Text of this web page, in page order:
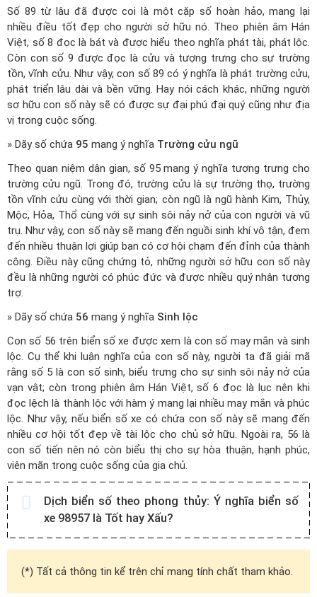
Số 89 từ lâu đã được coi là một cặp số hoàn hảo, mang lại
nhiều điều tốt đẹp cho người sở hữu nó. Theo phiên âm Hán
Việt, số 8 đọc là bát và được hiểu theo nghĩa phát tài, phát lộc.
Còn con số 9 được đọc là cửu và tượng trưng cho sự trường
tồn, vĩnh cửu. Như vậy, con số 89 có ý nghĩa là phát trường cửu,
phát triển lâu dài và bền vững. Hay nói cách khác, những người
sơ hữu con số này sẽ có được sự đại phú đại quý cũng như địa
vị trong cuộc sống.
» Dãy số chứa 95 mang ý nghĩa Trường cửu ngũ
Theo quan niệm dân gian, số 95 mang ý nghĩa tượng trưng cho
trường cửu ngũ. Trong đó, trường cửu là sự trường thọ, trường
tồn vĩnh cửu cùng với thời gian; còn ngũ là ngũ hành Kim, Thủy,
Mộc, Hỏa, Thổ cùng với sự sinh sôi nảy nở của con người và vũ
trụ. Như vậy, con số này sẽ mang đến nguồi sinh khí vô tận, đem
đến nhiều thuận lợi giúp bạn có cơ hội chạm đến đỉnh của thành
công. Điều này cũng chứng tỏ, những người sở hữu con số này
đều là những người có phúc đức và được nhiều quý nhân tương
trợ.
» Dãy số chứa 56 mang ý nghĩa Sinh lộc
Con số 56 trên biển số xe được xem là con số may mắn và sinh
lộc. Cụ thể khi luận nghĩa của con số này, người ta đã giải mã
rằng số 5 là con số sinh, biểu trưng cho sự sinh sôi nảy nở của
vạn vật; còn trong phiên âm Hán Việt, số 6 đọc là lục nên khi
đọc lệch là thành lộc với hàm ý mang lại nhiều may mắn và phúc
lộc. Như vậy, nếu biển số xe có chứa con số này sẽ mang đến
nhiều cơ hội tốt đẹp về tài lộc cho chủ sở hữu. Ngoài ra, 56 là
con số tiến nên nó còn biểu thị cho sự hòa thuận, hạnh phúc,
viên mãn trong cuộc sống của gia chủ.
Dịch biển số theo phong thủy: Ý nghĩa biển số
xe 98957 là Tốt hay Xấu?
(*) Tất cả thông tin kể trên chỉ mang tính chất tham khảo.